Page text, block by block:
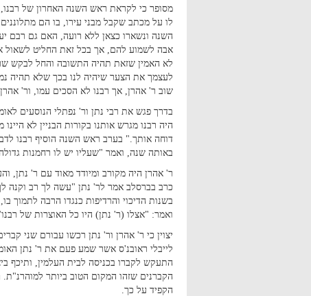
מסופר כי לקראת ראש השנה האחרון של רבנו,
לו על מכתב שקבל מבני עירו, בו הם
השנה ונשארו כצאן ללא רועה, האם גם רבם
אבה לשמוע להם, אך בכל זאת החליט לשאול
לא האמין שזאת תהיה התשובה והחל לבקש
לעצמך את הצער שיהיה לנו בכך שלא תהיה
שוב ר' אהרן, אך רבנו לא הסכים עמו, ור'
בדרך פגש את רבי נתן ור' נפתלי הנוסעים
היה רבנו מגרש אותנו בקורות הבניין לא
דוחה אותך." בערב ראש השנה הוסיף רבנו
באותה שנה, ואמר "שעליו יש לו רחמנות
ר' אהרן היה מקורב ומיודד מאוד עם ר' נתן,
כרב בברסלב אמר לר' נתן "עשה לך רב וקנה לך
בשנות הדיכוי והרדיפות כנגדו הרבה לתמוך
ואמר: "אצלו (ר' נתן) היו כל האוצרות של
יצוין כי ר' אהרן ור' נתן רכשו עבורם שני
לייבלי ראובנ'ס אשר שמע פעם את ר' נתן
התעקש לקברו בכניסה לבית העלמין, ותיכף
הקברנים שזהו המקום הטוב ביותר
הקפיד על כך.